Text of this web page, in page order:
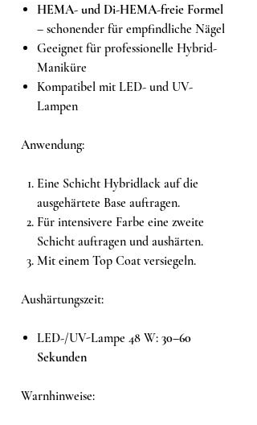
HEMA- und Di-HEMA-freie Formel
– schonender für empfindliche Nägel
Geeignet für professionelle Hybrid-
Maniküre
Kompatibel mit LED- und UV-
Lampen
Anwendung:
Eine Schicht Hybridlack auf die
ausgehärtete Base auftragen.
Für intensivere Farbe eine zweite
Schicht auftragen und aushärten.
Mit einem Top Coat versiegeln.
Aushärtungszeit:
LED-/UV-Lampe 48 W: 30–60
Sekunden
Warnhinweise: